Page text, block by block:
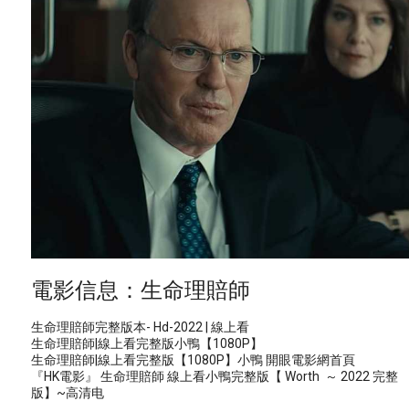
電影信息：生命理賠師
生命理賠師完整版本- Hd-2022 | 線上看
生命理賠師|線上看完整版小鴨【1080P】
生命理賠師|線上看完整版【1080P】小鴨 開眼電影網首頁
『HK電影』 生命理賠師 線上看小鴨完整版【 Worth ～ 2022 完整
版】~高清电